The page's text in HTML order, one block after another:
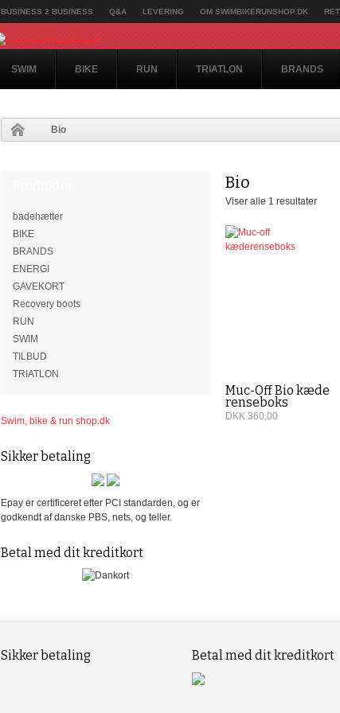
BUSINESS 2 BUSINESS Q&A LEVERING OM SWIMBIKERUNSHOP.DK
SWIM BIKE RUN TRIATLON BRANDS
Bio
Bio
Viser alle 1 resultater
Muc-Off Bio kæde
renseboks
DKK 360,00
badehætter
BIKE
BRANDS
ENERGI
GAVEKORT
Recovery boots
RUN
SWIM
TILBUD
TRIATLON
Swim, bike & run shop.dk
Sikker betaling
Epay er certificeret efter PCI standarden, og er
godkendt af danske PBS, nets, og teller.
Betal med dit kreditkort
Sikker betaling Betal med dit kreditkort